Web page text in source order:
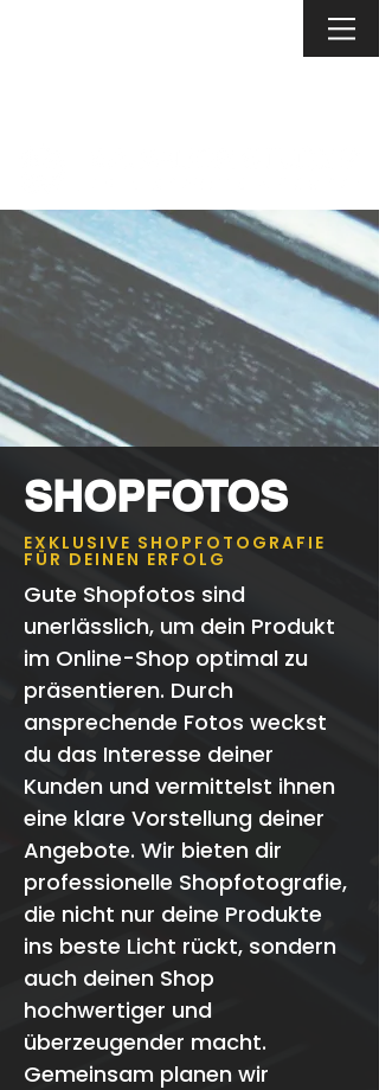
SHOPFOTOS
EXKLUSIVE SHOPFOTOGRAFIE
FÜR DEINEN ERFOLG
Gute Shopfotos sind
unerlässlich, um dein Produkt
im Online-Shop optimal zu
präsentieren. Durch
ansprechende Fotos weckst
du das Interesse deiner
Kunden und vermittelst ihnen
eine klare Vorstellung deiner
Angebote. Wir bieten dir
professionelle Shopfotografie,
die nicht nur deine Produkte
ins beste Licht rückt, sondern
auch deinen Shop
hochwertiger und
überzeugender macht.
Gemeinsam planen wir